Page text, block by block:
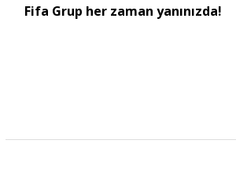
Fifa Grup her zaman yanınızda!